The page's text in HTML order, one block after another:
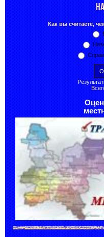
Как вы считаете,